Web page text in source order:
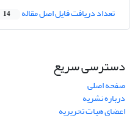
تعداد دریافت فایل اصل مقاله 14
دسترسی سریع
صفحه اصلی
درباره نشریه
اعضای هیات تحریریه